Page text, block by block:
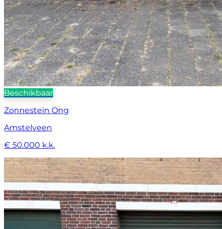
Beschikbaar
Zonnestein Ong
Amstelveen
€ 50.000 k.k.